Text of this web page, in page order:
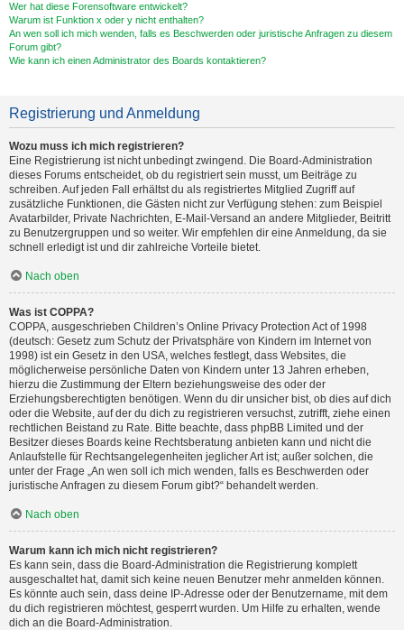
Wer hat diese Forensoftware entwickelt?
Warum ist Funktion x oder y nicht enthalten?
An wen soll ich mich wenden, falls es Beschwerden oder juristische Anfragen zu diesem
Forum gibt?
Wie kann ich einen Administrator des Boards kontaktieren?
Registrierung und Anmeldung
Wozu muss ich mich registrieren?
Eine Registrierung ist nicht unbedingt zwingend. Die Board-Administration
dieses Forums entscheidet, ob du registriert sein musst, um Beiträge zu
schreiben. Auf jeden Fall erhältst du als registriertes Mitglied Zugriff auf
zusätzliche Funktionen, die Gästen nicht zur Verfügung stehen: zum Beispiel
Avatarbilder, Private Nachrichten, E-Mail-Versand an andere Mitglieder, Beitritt
zu Benutzergruppen und so weiter. Wir empfehlen dir eine Anmeldung, da sie
schnell erledigt ist und dir zahlreiche Vorteile bietet.
Nach oben
Was ist COPPA?
COPPA, ausgeschrieben Children’s Online Privacy Protection Act of 1998
(deutsch: Gesetz zum Schutz der Privatsphäre von Kindern im Internet von
1998) ist ein Gesetz in den USA, welches festlegt, dass Websites, die
möglicherweise persönliche Daten von Kindern unter 13 Jahren erheben,
hierzu die Zustimmung der Eltern beziehungsweise des oder der
Erziehungsberechtigten benötigen. Wenn du dir unsicher bist, ob dies auf dich
oder die Website, auf der du dich zu registrieren versuchst, zutrifft, ziehe einen
rechtlichen Beistand zu Rate. Bitte beachte, dass phpBB Limited und der
Besitzer dieses Boards keine Rechtsberatung anbieten kann und nicht die
Anlaufstelle für Rechtsangelegenheiten jeglicher Art ist; außer solchen, die
unter der Frage „An wen soll ich mich wenden, falls es Beschwerden oder
juristische Anfragen zu diesem Forum gibt?“ behandelt werden.
Nach oben
Warum kann ich mich nicht registrieren?
Es kann sein, dass die Board-Administration die Registrierung komplett
ausgeschaltet hat, damit sich keine neuen Benutzer mehr anmelden können.
Es könnte auch sein, dass deine IP-Adresse oder der Benutzername, mit dem
du dich registrieren möchtest, gesperrt wurden. Um Hilfe zu erhalten, wende
dich an die Board-Administration.